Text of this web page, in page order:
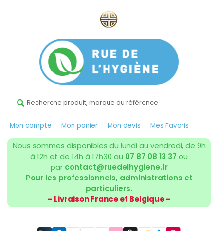
Mon compte Mon panier Mon devis Mes Favoris
Nous sommes disponibles du lundi au vendredi, de 9h
à 12h et de 14h à 17h30 au 07 87 08 13 37 ou
par contact@ruedelhygiene.fr
Pour les professionnels, administrations et
particuliers.
– Livraison France et Belgique –